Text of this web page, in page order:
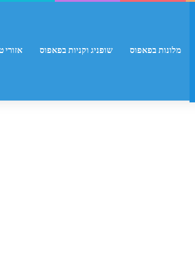
מלונות בפאפוס שופניג וקניות בפאפוס אזורי